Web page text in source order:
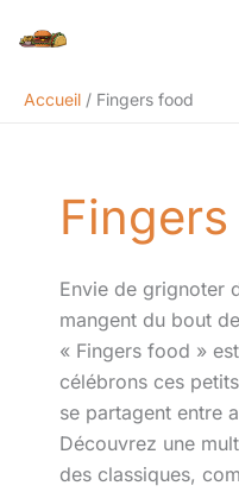
Accueil
Fingers food
Envie de grignoter
mangent du bout
« Fingers food »
célébrons ces
se partagent entre
Découvrez une
des classiques,